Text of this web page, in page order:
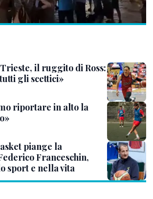
il ruggito di Ross:
gli scettici»
riportare in alto la
piange la
Franceschin,
sport e nella vita